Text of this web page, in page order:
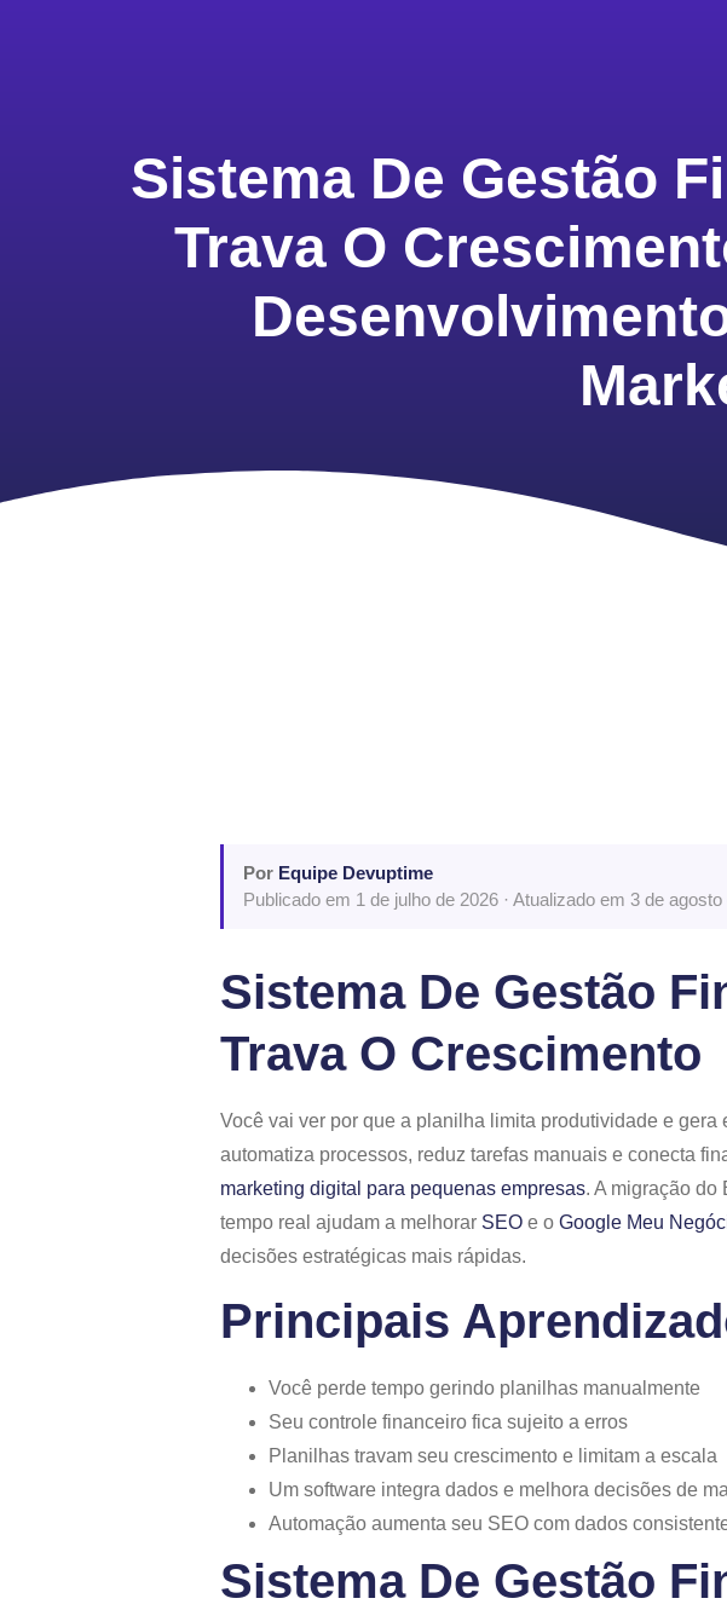
Sistema De Gestão
Trava O
Por Equipe Devuptime
Publicado em 1 de julho de 2026 · Atualizado em 3 de agosto
Sistema De Gestão
Trava O Crescimento
Você vai ver por que a planilha limita produtividade e
automatiza processos, reduz tarefas manuais e conecta
marketing digital para pequenas empresas. A migração do
tempo real ajudam a melhorar SEO e o Google Meu
decisões estratégicas mais rápidas.
Principais
Você perde tempo gerindo planilhas manualmente
Seu controle financeiro fica sujeito a erros
Planilhas travam seu crescimento e limitam a escala
Um software integra dados e melhora decisões de
Automação aumenta seu SEO com dados
Sistema De Gestão